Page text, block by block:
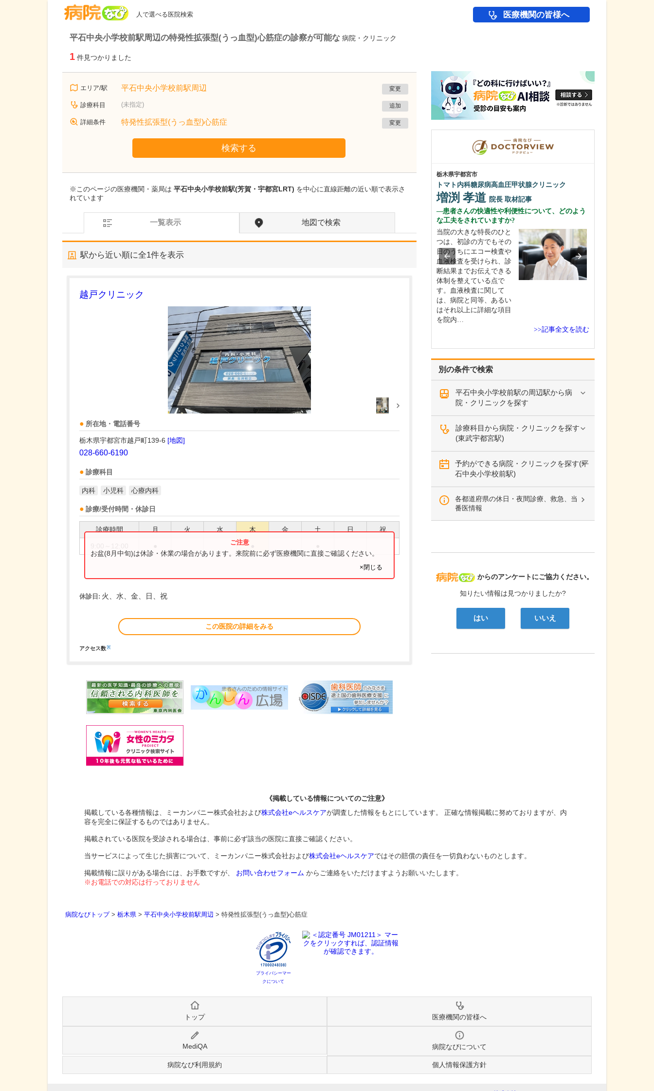
人で選べる医院検索 医療機関の皆様へ
平石中央小学校前駅周辺の特発性拡張型(うっ血型)心筋症の診察が可能な 病院・クリニック
1 件見つかりました
エリア/駅 平石中央小学校前駅周辺 変更
診療科目 (未指定) 追加
詳細条件 特発性拡張型(うっ血型)心筋症 変更
検索する
※このページの医療機関・薬局は 平石中央小学校前駅(芳賀・宇都宮LRT) を中心に直線距離の近い順で表示さ
れています
一覧表示 地図で検索
駅から近い順に全1件を表示
越戸クリニック
所在地・電話番号
栃木県宇都宮市越戸町139-6 [地図]
028-660-6190
診療科目
内科 小児科 心療内科
診療/受付時間・休診日
診療時間 月 火 水 木 金 土 日 祝
お盆(8月中旬)は休診・休業の場合があります。来院前に必ず医療機関に直接ご確認ください。
×閉じる
休診日: 火、水、金、日、祝
この医院の詳細をみる
アクセス数※
別の条件で検索
平石中央小学校前駅の周辺駅から病
院・クリニックを探す
診療科目から病院・クリニックを探す
(東武宇都宮駅)
予約ができる病院・クリニックを探す(平
石中央小学校前駅)
各都道府県の休日・夜間診療、救急、当
番医情報
病院なび
からのアンケートにご協力ください。
知りたい情報は見つかりましたか?
はい いいえ
栃木県宇都宮市
渡辺歯科医院
先生が日々の診療で心がけていることを教えて
ください。
当院では、歯科の領域に
関してはオールラウンド
うしてくれたらうれしい
な…
栃木県宇都宮市
トマト内科糖尿病高血圧甲状腺クリニック
増渕 孝道 院長 取材記事
患者さんの快適性や利便性について、どのよう
な工夫をされていますか?
当院の大きな特長のひと
つは、初診の方でもその
日のうちにエコー検査や
血液検査を受けられ、診
断結果までお伝えできる
体制を整えている点で
す。血液検査に関して
は、病院と同等、あるい
はそれ以上に詳細な項目
を院内…
>>記事全文を読む
《掲載している情報についてのご注意》
掲載している各種情報は、ミーカンパニー株式会社および株式会社eヘルスケアが調査した情報をもとにしています。 正確な情報掲載に努めておりますが、内
容を完全に保証するものではありません。
掲載されている医院を受診される場合は、事前に必ず該当の医院に直接ご確認ください。
当サービスによって生じた損害について、ミーカンパニー株式会社および株式会社eヘルスケアではその賠償の責任を一切負わないものとします。
掲載情報に誤りがある場合には、お手数ですが、 お問い合わせフォーム からご連絡をいただけますようお願いいたします。
※お電話での対応は行っておりません
病院なびトップ> 栃木県 > 平石中央小学校前駅周辺 > 特発性拡張型(うっ血型)心筋症
プライバシーマー
クについて
トップ 医療機関の皆様へ
MediQA 病院なびについて
病院なび利用規約 個人情報保護方針